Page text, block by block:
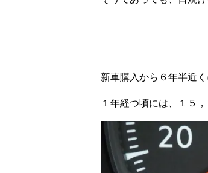
新車購入から６年半近
１年経つ頃には、１５